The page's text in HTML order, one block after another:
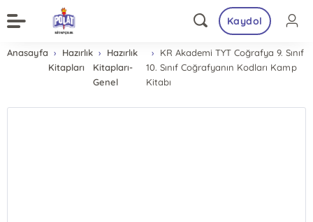
Kaydol
Anasayfa
Hazırlık
Kitapları
Hazırlık
Kitapları-
Genel
KR Akademi TYT Coğrafya 9. Sınıf
10. Sınıf Coğrafyanın Kodları Kamp
Kitabı